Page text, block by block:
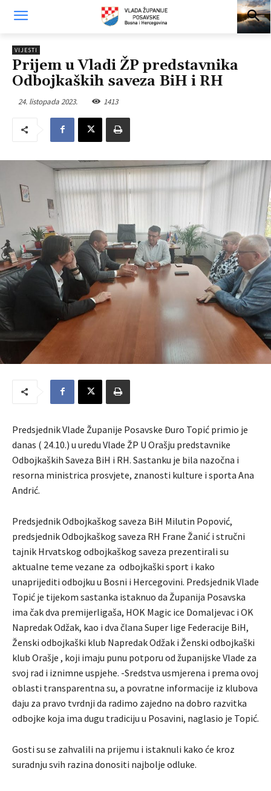
VIJESTI
Prijem u Vladi ŽP predstavnika
Odbojkaških saveza BiH i RH
24. listopada 2023. 1413
Predsjednik Vlade Županije Posavske Đuro Topić primio je
danas ( 24.10.) u uredu Vlade ŽP U Orašju predstavnike
Odbojkaških Saveza BiH i RH. Sastanku je bila nazočna i
resorna ministrica prosvjete, znanosti kulture i sporta Ana
Andrić.
Predsjednik Odbojkaškog saveza BiH Milutin Popović,
predsjednik Odbojkaškog saveza RH Frane Žanić i stručni
tajnik Hrvatskog odbojkaškog saveza prezentirali su
aktualne teme vezane za odbojkaški sport i kako
unaprijediti odbojku u Bosni i Hercegovini. Predsjednik Vlade
Topić je tijekom sastanka istaknuo da Županija Posavska
ima čak dva premijerligaša, HOK Magic ice Domaljevac i OK
Napredak Odžak, kao i dva člana Super lige Federacije BiH,
Ženski odbojkaški klub Napredak Odžak i Ženski odbojkaški
klub Orašje , koji imaju punu potporu od županijske Vlade za
svoj rad i iznimne uspjehe. -Sredstva usmjerena i prema ovoj
oblasti transparentna su, a povratne informacije iz klubova
daju za pravo tvrdnji da radimo zajedno na dobro razvitka
odbojke koja ima dugu tradiciju u Posavini, naglasio je Topić.
Gosti su se zahvalili na prijemu i istaknuli kako će kroz
suradnju svih razina donositi najbolje odluke.